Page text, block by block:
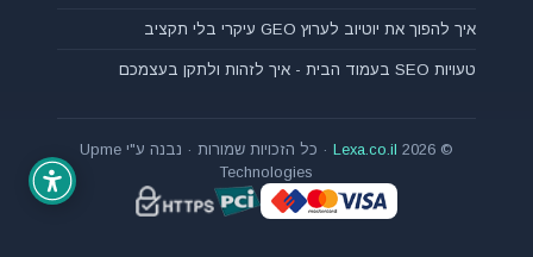
איך להפוך את יוטיוב לערוץ GEO עיקרי בלי תקציב
טעויות SEO בעמוד הבית - איך לזהות ולתקן בעצמכם
© 2026
Lexa.co.il
· כל הזכויות שמורות · נבנה ע"י Upme
Technologies